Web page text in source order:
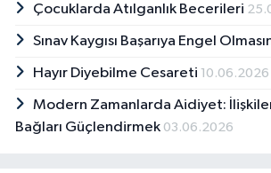
Çocuklarda Atılganlık Becerileri
Sınav Kaygısı Başarıya Engel
Hayır Diyebilme Cesareti 10.06.2026
Modern Zamanlarda Aidiyet:
Bağları Güçlendirmek 03.06.2026